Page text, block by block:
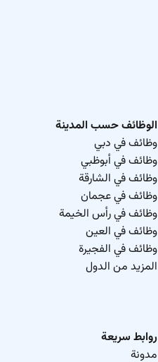
الوظائف حسب المدينة
وظائف في دبي
وظائف في أبوظبي
وظائف في الشارقة
وظائف في عجمان
وظائف في رأس الخيمة
وظائف في العين
وظائف في الفجيرة
المزيد من الدول
روابط سريعة
مدونة